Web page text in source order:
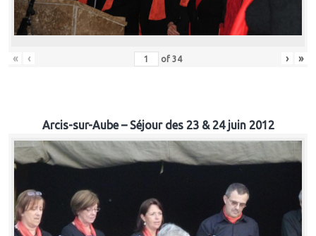
« ‹ of 34 › »
Arcis-sur-Aube – Séjour des 23 & 24 juin 2012